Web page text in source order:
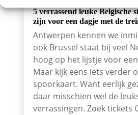
5 verrassend leuke Belgische
zijn voor een dagje met de
Antwerpen kennen we
ook Brussel staat bij veel
hoog op het lijstje voor
Maar kijk eens iets verder
spoorkaart. Want eerlijk
daar misschien wel de
verrassingen. Zoek tickets